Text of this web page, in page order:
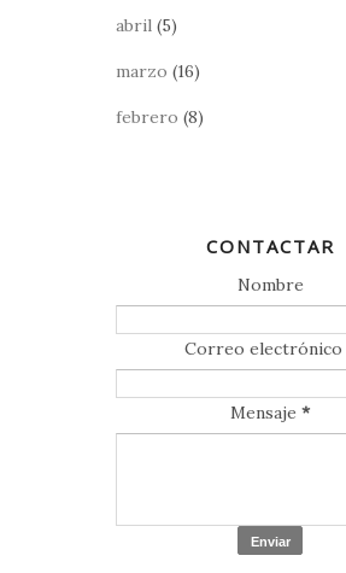
abril (5)
marzo (16)
febrero (8)
CONTACTAR
Nombre
Correo electrónico
Mensaje *